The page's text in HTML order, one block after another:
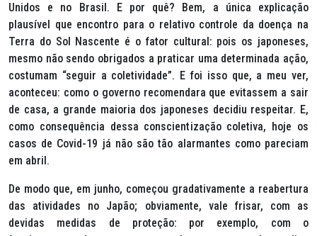
Unidos e no Brasil. E por quê? Bem, a única explicação
plausível que encontro para o relativo controle da doença na
Terra do Sol Nascente é o fator cultural: pois os japoneses,
mesmo não sendo obrigados a praticar uma determinada ação,
costumam “seguir a coletividade”. E foi isso que, a meu ver,
aconteceu: como o governo recomendara que evitassem a sair
de casa, a grande maioria dos japoneses decidiu respeitar. E,
como consequência dessa conscientização coletiva, hoje os
casos de Covid-19 já não são tão alarmantes como pareciam
em abril.
De modo que, em junho, começou gradativamente a reabertura
das atividades no Japão; obviamente, vale frisar, com as
devidas medidas de proteção: por exemplo, com o